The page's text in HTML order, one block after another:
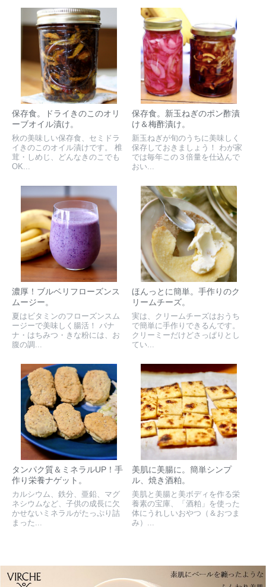
保存食。ドライきのこのオリ
ーブオイル漬け。
秋の美味しい保存食、セミドラ
イきのこのオイル漬けです。 椎
茸・しめじ、どんなきのこでも
OK...
保存食。新玉ねぎのポン酢漬
け＆梅酢漬け。
新玉ねぎが旬のうちに美味しく
保存しておきましょう！ わが家
では毎年この３倍量を仕込んで
おい...
濃厚！ブルベリフローズンス
ムージー。
夏はビタミンのフローズンスム
ージーで美味しく腸活！ バナ
ナ・はちみつ・きな粉には、お
腹の調...
ほんっとに簡単。手作りのク
リームチーズ。
実は、クリームチーズはおうち
で簡単に手作りできるんです。
クリーミーだけどさっぱりとし
てい...
タンパク質＆ミネラルUP！手
作り栄養ナゲット。
カルシウム、鉄分、亜鉛、マグ
ネシウムなど、子供の成長に欠
かせないミネラルがたっぷり詰
まった...
美肌に美腸に。簡単シンプ
ル、焼き酒粕。
美肌と美腸と美ボディを作る栄
養素の宝庫、「酒粕」を使った
体にうれしいおやつ（＆おつま
み）...